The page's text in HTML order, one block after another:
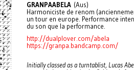
GRANPAABELA(Aus)
Harmoniciste de renom
un tour en europe. Performance
du son que la performance.
http://dualplover.com/abela
https://granpa.bandcamp.com/
Initially classed as a turntablist, Lucas